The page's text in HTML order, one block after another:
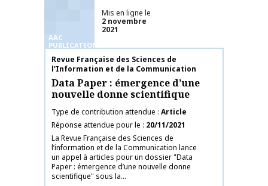
AAC
PUBLICATIONS
Mis en ligne le
2 novembre
2021
Nom de la publication
Revue Française des Sciences de
l'Information et de la Communication
Data Paper : émergence d’une
nouvelle donne scientifique
Type de contribution attendue Article
Réponse attendue pour le
20/11/2021
La Revue Française des Sciences de
l’information et de la Communication lance
un appel à articles pour un dossier "Data
Paper : émergence d’une nouvelle donne
scientifique" sous la...